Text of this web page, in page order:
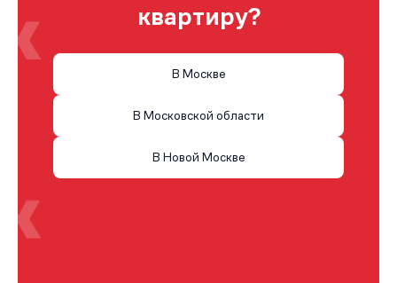
квартиру?
В Москве
В Московской области
В Новой Москве